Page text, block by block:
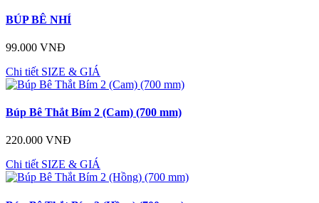
BÚP BÊ NHÍ
99.000 VNĐ
Chi tiết SIZE & GIÁ
Búp Bê Thắt Bím 2 (Cam) (700 mm)
220.000 VNĐ
Chi tiết SIZE & GIÁ